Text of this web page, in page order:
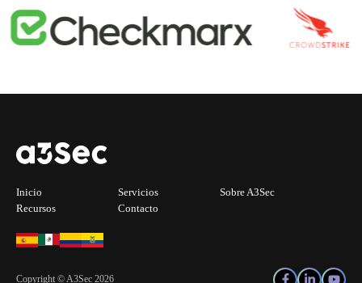
Inicio Servicios
Sobre A3Sec
Recursos
Contacto
Copyright © A3Sec 2026